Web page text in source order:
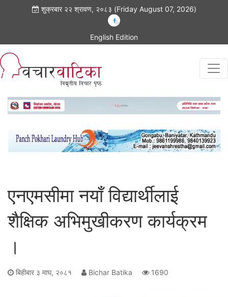
शुक्रबार २२ श्रावण, २०८३ (Friday August 07, 2026)
English Edition
एनएमसीमा नयाँ विद्यार्थीलाई
शैक्षिक अभिमुखीकरण कार्यक्रम
।
बिहीबार ३ माघ, २०८१ Bichar Batika 1690